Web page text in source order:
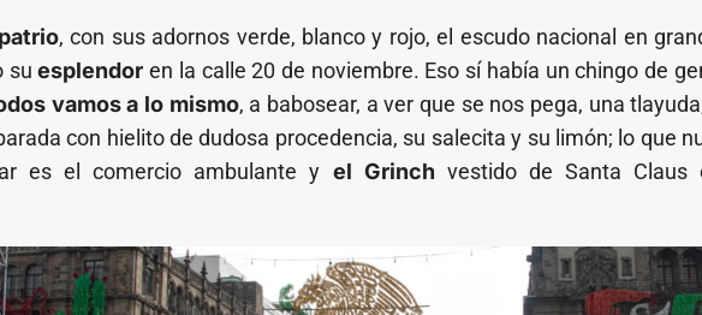
, con sus adornos verde, blanco y rojo, el escudo nacional en
suesplendor en la calle 20 de noviembre. Eso sí había un chingo de
vamos a lo mismo, a babosear, a ver que se nos pega, una
con hielito de dudosa procedencia, su salecita y su limón; lo que
es el comercio ambulante y el Grinch vestido de Santa Claus